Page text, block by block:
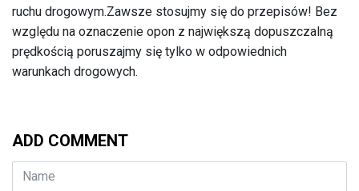
ruchu drogowym.Zawsze stosujmy się do przepisów! Bez
względu na oznaczenie opon z największą dopuszczalną
prędkością poruszajmy się tylko w odpowiednich
warunkach drogowych.
ADD COMMENT